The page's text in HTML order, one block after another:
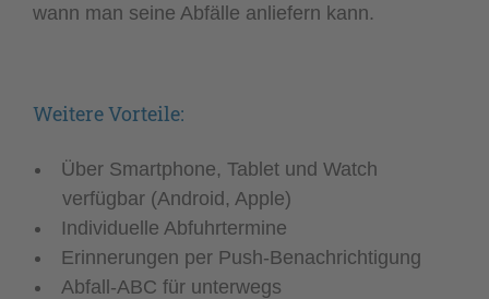
wann man seine Abfälle anliefern kann.
Weitere Vorteile:
Über Smartphone, Tablet und Watch
verfügbar (Android, Apple)
Individuelle Abfuhrtermine
Erinnerungen per Push-Benachrichtigung
Abfall-ABC für unterwegs